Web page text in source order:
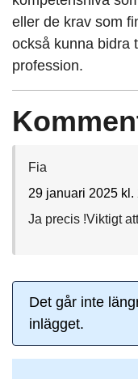
eller de krav som
också kunna bidra
profession.
Fia
29 januari 2025 kl.
Ja precis !Viktigt
Det går inte
inlägget.